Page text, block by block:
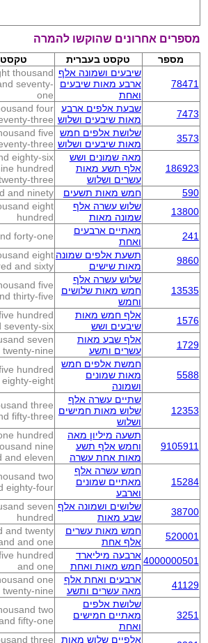
מספרים אחרונים שהוקשו להמרה
מספר טקסט בעברית טקסט
78471
שיבעים ושמונה אלף
ארבע מאות שיבעים
ואחת
thousand
seventy-
one
7473
שבעת אלפים ארבע
מאות שיבעים ושלוש
four
three
3573
שלושת אלפים חמש
מאות שיבעים ושלוש
five
three
186923
מאה שמונים ושש
אלף תשע מאות
עשרים ושלוש
eighty-six
hundred
three
590
חמש מאות תשעים
and ninety
13800
שלוש עשרה אלף
שמונה מאות
eight
hundred
241
מאתיים ארבעים
ואחת
forty-one
9860
תשעת אלפים שמונה
מאות שישים
eight
and sixty
13535
שלוש עשרה אלף
חמש מאות שלושים
וחמש
five
thirty-five
1576
אלף חמש מאות
שיבעים ושש
hundred
seventy-six
1729
אלף שבע מאות
עשרים ותשע
seven
nine
5588
חמשת אלפים חמש
מאות שמונים
ושמונה
hundred
eight
12353
שתיים עשרה אלף
שלוש מאות חמישים
ושלוש
three
fifty-three
9105911
תשעה מיליון מאה
וחמש אלף תשע
מאות אחת עשרה
hundred
nine
and eleven
15284
חמש עשרה אלף
מאתיים שמונים
וארבע
two
eighty-four
38700
שלושים ושמונה אלף
שבע מאות
seven
hundred
520001
חמש מאות עשרים
אלף אחת
and twenty
and one
4000000501 ארבעה מיליארד
חמש מאות ואחת
hundred
and one
41129
ארבעים ואחת אלף
מאה עשרים ותשע
one
nine
3251
שלושת אלפים
מאתיים חמישים
ואחת
two
fifty-one
אלפיים שלוש מאות three